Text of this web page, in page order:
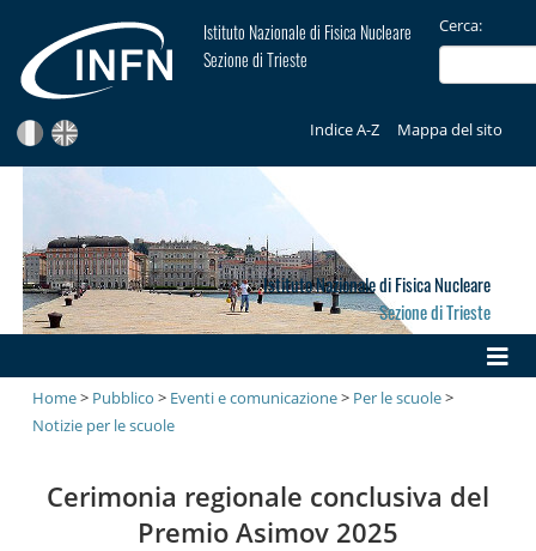
Istituto Nazionale di Fisica Nucleare
Sezione di Trieste
Cerca:
Indice A-Z Mappa del sito
Istituto Nazionale di Fisica Nucleare
Sezione di Trieste
Home> Pubblico > Eventi e comunicazione> Per le scuole>
Notizie per le scuole
Cerimonia regionale conclusiva del
Premio Asimov 2025